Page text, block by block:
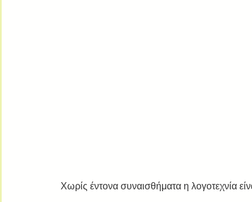
Χωρίς έντονα συναισθήματα η λογοτεχνία